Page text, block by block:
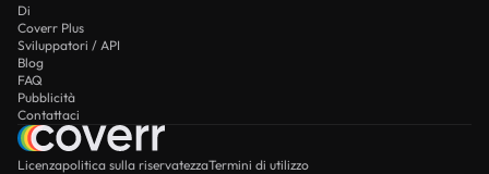
Di
Coverr Plus
Sviluppatori / API
Blog
FAQ
Pubblicità
Contattaci
Licenzapolitica sulla riservatezzaTermini di utilizzo